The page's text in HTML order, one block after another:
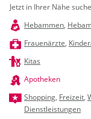
Jetzt in Ihrer Nähe
Hebammen,
Frauenärzte,
Kitas
Apotheken
Shopping, Freizeit,
Dienstleistungen